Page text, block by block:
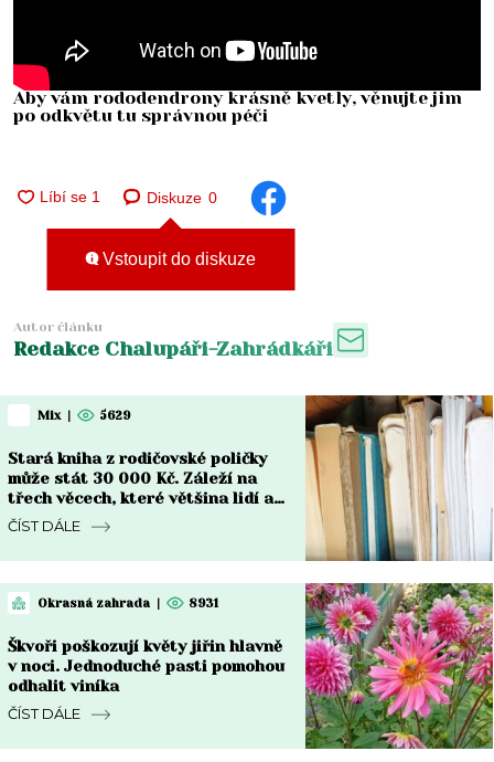
Aby vám rododendrony krásně kvetly, věnujte jim
po odkvětu tu správnou péči
Diskuze 0
Vstoupit do diskuze
Autor článku
Redakce Chalupáři-Zahrádkáři
Mix | 5629
Stará kniha z rodičovské poličky
může stát 30 000 Kč. Záleží na
třech věcech, které většina lidí ani
nekontroluje
ČÍST DÁLE
Okrasná zahrada | 8931
Škvoři poškozují květy jiřin hlavně
v noci. Jednoduché pasti pomohou
odhalit viníka
ČÍST DÁLE